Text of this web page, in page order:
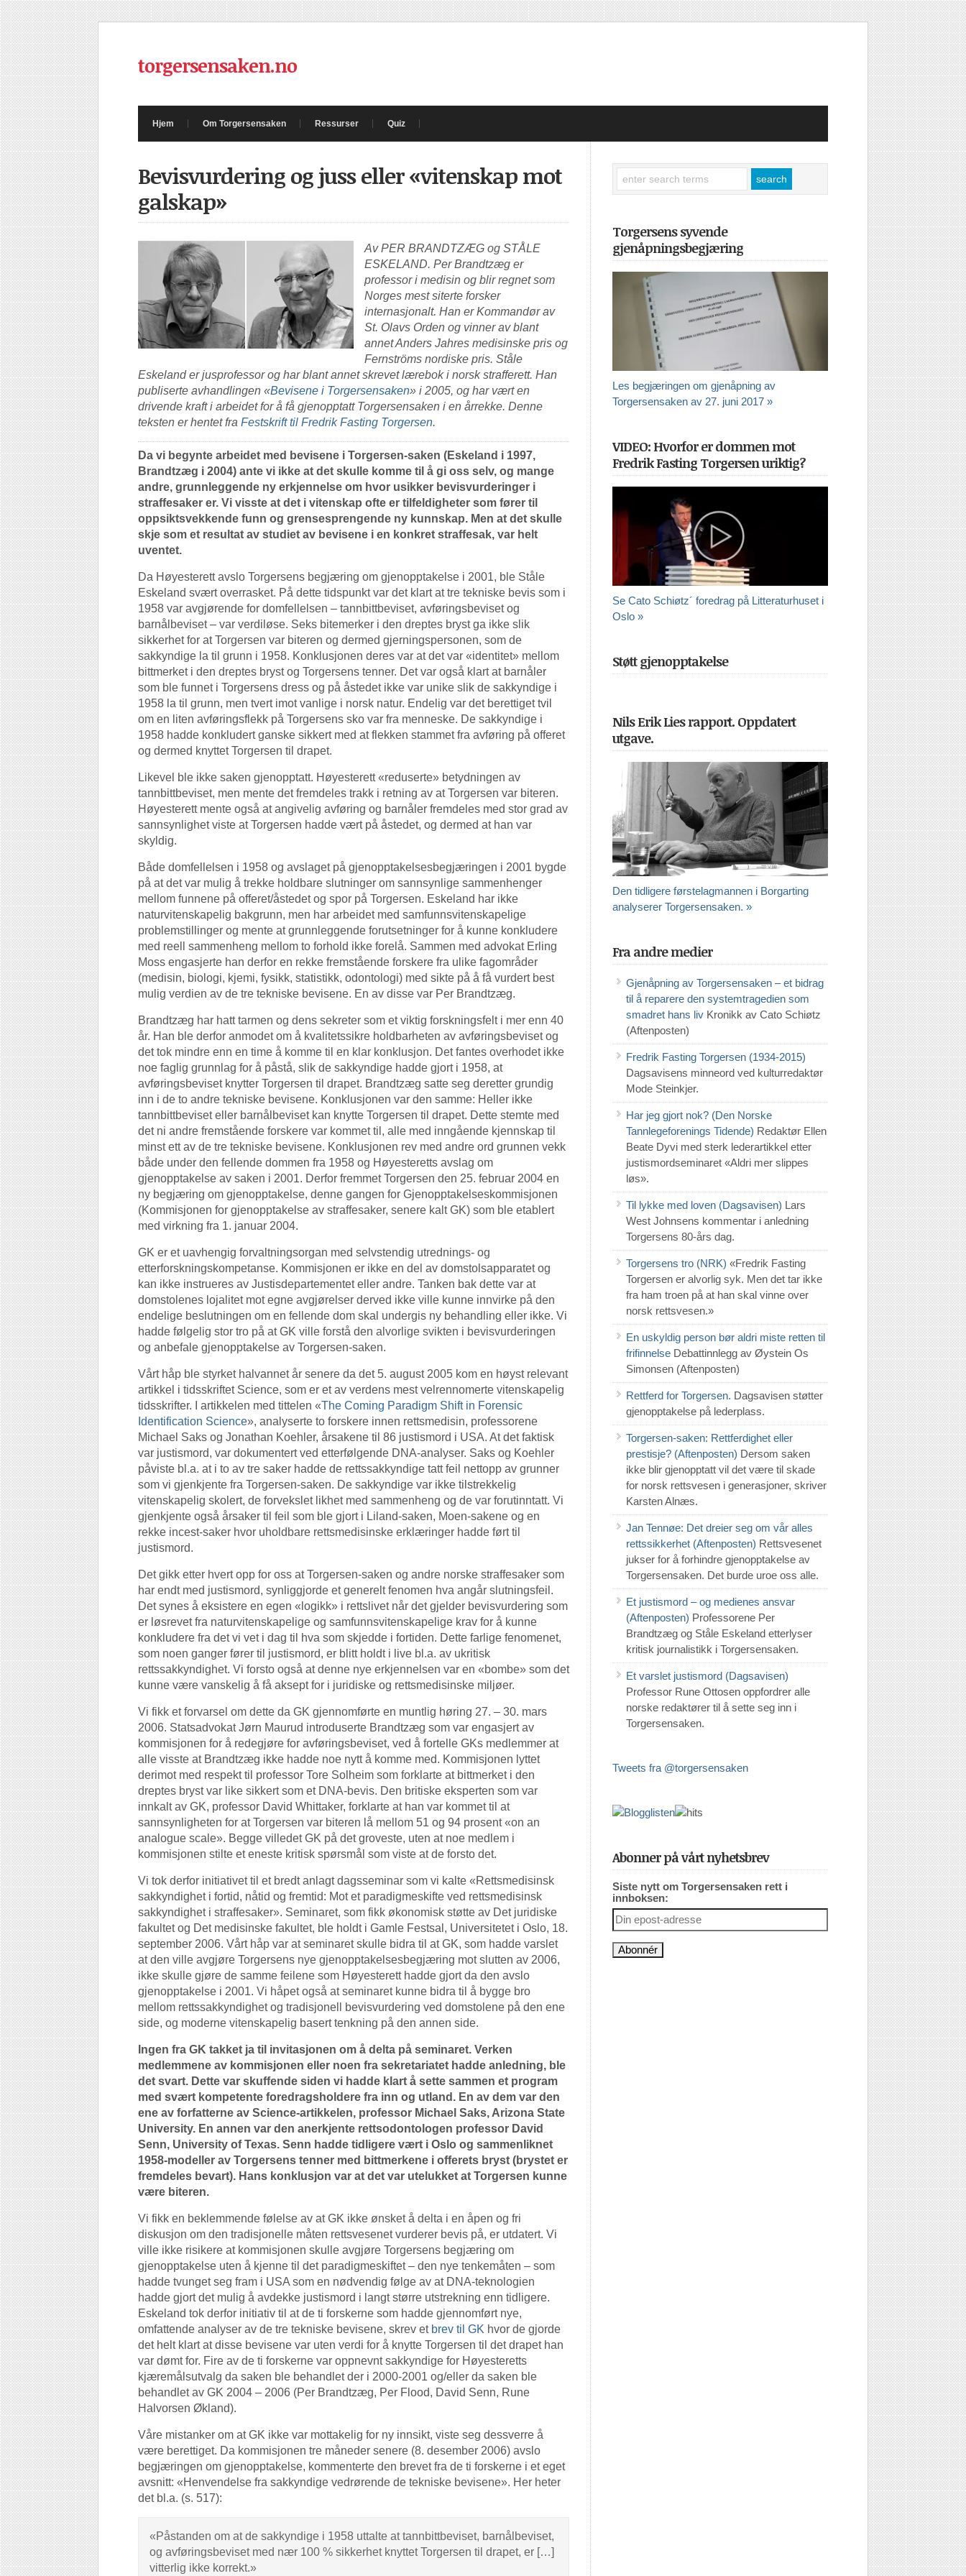
torgersensaken.no
Hjem Om Torgersensaken Ressurser Quiz
Bevisvurdering og juss eller «vitenskap mot
galskap»
Av PER BRANDTZÆG og STÅLE
ESKELAND. Per Brandtzæg er
professor i medisin og blir regnet som
Norges mest siterte forsker
internasjonalt. Han er Kommandør av
St. Olavs Orden og vinner av blant
annet Anders Jahres medisinske pris og
Fernströms nordiske pris. Ståle
Eskeland er jusprofessor og har blant annet skrevet lærebok i norsk strafferett. Han
publiserte avhandlingen «Bevisene i Torgersensaken» i 2005, og har vært en
drivende kraft i arbeidet for å få gjenopptatt Torgersensaken i en årrekke. Denne
teksten er hentet fra Festskrift til Fredrik Fasting Torgersen.
Da vi begynte arbeidet med bevisene i Torgersen-saken (Eskeland i 1997,
Brandtzæg i 2004) ante vi ikke at det skulle komme til å gi oss selv, og mange
andre, grunnleggende ny erkjennelse om hvor usikker bevisvurderinger i
straffesaker er. Vi visste at det i vitenskap ofte er tilfeldigheter som fører til
oppsiktsvekkende funn og grensesprengende ny kunnskap. Men at det skulle
skje som et resultat av studiet av bevisene i en konkret straffesak, var helt
uventet.
Da Høyesterett avslo Torgersens begjæring om gjenopptakelse i 2001, ble Ståle
Eskeland svært overrasket. På dette tidspunkt var det klart at tre tekniske bevis som i
1958 var avgjørende for domfellelsen – tannbittbeviset, avføringsbeviset og
barnålbeviset – var verdiløse. Seks bitemerker i den dreptes bryst ga ikke slik
sikkerhet for at Torgersen var biteren og dermed gjerningspersonen, som de
sakkyndige la til grunn i 1958. Konklusjonen deres var at det var «identitet» mellom
bittmerket i den dreptes bryst og Torgersens tenner. Det var også klart at barnåler
som ble funnet i Torgersens dress og på åstedet ikke var unike slik de sakkyndige i
1958 la til grunn, men tvert imot vanlige i norsk natur. Endelig var det berettiget tvil
om en liten avføringsflekk på Torgersens sko var fra menneske. De sakkyndige i
1958 hadde konkludert ganske sikkert med at flekken stammet fra avføring på offeret
og dermed knyttet Torgersen til drapet.
Likevel ble ikke saken gjenopptatt. Høyesterett «reduserte» betydningen av
tannbittbeviset, men mente det fremdeles trakk i retning av at Torgersen var biteren.
Høyesterett mente også at angivelig avføring og barnåler fremdeles med stor grad av
sannsynlighet viste at Torgersen hadde vært på åstedet, og dermed at han var
skyldig.
Både domfellelsen i 1958 og avslaget på gjenopptakelsesbegjæringen i 2001 bygde
på at det var mulig å trekke holdbare slutninger om sannsynlige sammenhenger
mellom funnene på offeret/åstedet og spor på Torgersen. Eskeland har ikke
naturvitenskapelig bakgrunn, men har arbeidet med samfunnsvitenskapelige
problemstillinger og mente at grunnleggende forutsetninger for å kunne konkludere
med reell sammenheng mellom to forhold ikke forelå. Sammen med advokat Erling
Moss engasjerte han derfor en rekke fremstående forskere fra ulike fagområder
(medisin, biologi, kjemi, fysikk, statistikk, odontologi) med sikte på å få vurdert best
mulig verdien av de tre tekniske bevisene. En av disse var Per Brandtzæg.
Brandtzæg har hatt tarmen og dens sekreter som et viktig forskningsfelt i mer enn 40
år. Han ble derfor anmodet om å kvalitetssikre holdbarheten av avføringsbeviset og
det tok mindre enn en time å komme til en klar konklusjon. Det fantes overhodet ikke
noe faglig grunnlag for å påstå, slik de sakkyndige hadde gjort i 1958, at
avføringsbeviset knytter Torgersen til drapet. Brandtzæg satte seg deretter grundig
inn i de to andre tekniske bevisene. Konklusjonen var den samme: Heller ikke
tannbittbeviset eller barnålbeviset kan knytte Torgersen til drapet. Dette stemte med
det ni andre fremstående forskere var kommet til, alle med inngående kjennskap til
minst ett av de tre tekniske bevisene. Konklusjonen rev med andre ord grunnen vekk
både under den fellende dommen fra 1958 og Høyesteretts avslag om
gjenopptakelse av saken i 2001. Derfor fremmet Torgersen den 25. februar 2004 en
ny begjæring om gjenopptakelse, denne gangen for Gjenopptakelseskommisjonen
(Kommisjonen for gjenopptakelse av straffesaker, senere kalt GK) som ble etablert
med virkning fra 1. januar 2004.
GK er et uavhengig forvaltningsorgan med selvstendig utrednings- og
etterforskningskompetanse. Kommisjonen er ikke en del av domstolsapparatet og
kan ikke instrueres av Justisdepartementet eller andre. Tanken bak dette var at
domstolenes lojalitet mot egne avgjørelser derved ikke ville kunne innvirke på den
endelige beslutningen om en fellende dom skal undergis ny behandling eller ikke. Vi
hadde følgelig stor tro på at GK ville forstå den alvorlige svikten i bevisvurderingen
og anbefale gjenopptakelse av Torgersen-saken.
Vårt håp ble styrket halvannet år senere da det 5. august 2005 kom en høyst relevant
artikkel i tidsskriftet Science, som er et av verdens mest velrennomerte vitenskapelig
tidsskrifter. I artikkelen med tittelen «The Coming Paradigm Shift in Forensic
Identification Science», analyserte to forskere innen rettsmedisin, professorene
Michael Saks og Jonathan Koehler, årsakene til 86 justismord i USA. At det faktisk
var justismord, var dokumentert ved etterfølgende DNA-analyser. Saks og Koehler
påviste bl.a. at i to av tre saker hadde de rettssakkyndige tatt feil nettopp av grunner
som vi gjenkjente fra Torgersen-saken. De sakkyndige var ikke tilstrekkelig
vitenskapelig skolert, de forvekslet likhet med sammenheng og de var forutinntatt. Vi
gjenkjente også årsaker til feil som ble gjort i Liland-saken, Moen-sakene og en
rekke incest-saker hvor uholdbare rettsmedisinske erklæringer hadde ført til
justismord.
Det gikk etter hvert opp for oss at Torgersen-saken og andre norske straffesaker som
har endt med justismord, synliggjorde et generelt fenomen hva angår slutningsfeil.
Det synes å eksistere en egen «logikk» i rettslivet når det gjelder bevisvurdering som
er løsrevet fra naturvitenskapelige og samfunnsvitenskapelige krav for å kunne
konkludere fra det vi vet i dag til hva som skjedde i fortiden. Dette farlige fenomenet,
som noen ganger fører til justismord, er blitt holdt i live bl.a. av ukritisk
rettssakkyndighet. Vi forsto også at denne nye erkjennelsen var en «bombe» som det
kunne være vanskelig å få aksept for i juridiske og rettsmedisinske miljøer.
Vi fikk et forvarsel om dette da GK gjennomførte en muntlig høring 27. – 30. mars
2006. Statsadvokat Jørn Maurud introduserte Brandtzæg som var engasjert av
kommisjonen for å redegjøre for avføringsbeviset, ved å fortelle GKs medlemmer at
alle visste at Brandtzæg ikke hadde noe nytt å komme med. Kommisjonen lyttet
derimot med respekt til professor Tore Solheim som forklarte at bittmerket i den
dreptes bryst var like sikkert som et DNA-bevis. Den britiske eksperten som var
innkalt av GK, professor David Whittaker, forklarte at han var kommet til at
sannsynligheten for at Torgersen var biteren lå mellom 51 og 94 prosent «on an
analogue scale». Begge villedet GK på det groveste, uten at noe medlem i
kommisjonen stilte et eneste kritisk spørsmål som viste at de forsto det.
Vi tok derfor initiativet til et bredt anlagt dagsseminar som vi kalte «Rettsmedisinsk
sakkyndighet i fortid, nåtid og fremtid: Mot et paradigmeskifte ved rettsmedisinsk
sakkyndighet i straffesaker». Seminaret, som fikk økonomisk støtte av Det juridiske
fakultet og Det medisinske fakultet, ble holdt i Gamle Festsal, Universitetet i Oslo, 18.
september 2006. Vårt håp var at seminaret skulle bidra til at GK, som hadde varslet
at den ville avgjøre Torgersens nye gjenopptakelsesbegjæring mot slutten av 2006,
ikke skulle gjøre de samme feilene som Høyesterett hadde gjort da den avslo
gjenopptakelse i 2001. Vi håpet også at seminaret kunne bidra til å bygge bro
mellom rettssakkyndighet og tradisjonell bevisvurdering ved domstolene på den ene
side, og moderne vitenskapelig basert tenkning på den annen side.
Ingen fra GK takket ja til invitasjonen om å delta på seminaret. Verken
medlemmene av kommisjonen eller noen fra sekretariatet hadde anledning, ble
det svart. Dette var skuffende siden vi hadde klart å sette sammen et program
med svært kompetente foredragsholdere fra inn og utland. En av dem var den
ene av forfatterne av Science-artikkelen, professor Michael Saks, Arizona State
University. En annen var den anerkjente rettsodontologen professor David
Senn, University of Texas. Senn hadde tidligere vært i Oslo og sammenliknet
1958-modeller av Torgersens tenner med bittmerkene i offerets bryst (brystet er
fremdeles bevart). Hans konklusjon var at det var utelukket at Torgersen kunne
være biteren.
Vi fikk en beklemmende følelse av at GK ikke ønsket å delta i en åpen og fri
diskusjon om den tradisjonelle måten rettsvesenet vurderer bevis på, er utdatert. Vi
ville ikke risikere at kommisjonen skulle avgjøre Torgersens begjæring om
gjenopptakelse uten å kjenne til det paradigmeskiftet – den nye tenkemåten – som
hadde tvunget seg fram i USA som en nødvendig følge av at DNA-teknologien
hadde gjort det mulig å avdekke justismord i langt større utstrekning enn tidligere.
Eskeland tok derfor initiativ til at de ti forskerne som hadde gjennomført nye,
omfattende analyser av de tre tekniske bevisene, skrev et brev til GK hvor de gjorde
det helt klart at disse bevisene var uten verdi for å knytte Torgersen til det drapet han
var dømt for. Fire av de ti forskerne var oppnevnt sakkyndige for Høyesteretts
kjæremålsutvalg da saken ble behandlet der i 2000-2001 og/eller da saken ble
behandlet av GK 2004 – 2006 (Per Brandtzæg, Per Flood, David Senn, Rune
Halvorsen Økland).
Våre mistanker om at GK ikke var mottakelig for ny innsikt, viste seg dessverre å
være berettiget. Da kommisjonen tre måneder senere (8. desember 2006) avslo
begjæringen om gjenopptakelse, kommenterte den brevet fra de ti forskerne i et eget
avsnitt: «Henvendelse fra sakkyndige vedrørende de tekniske bevisene». Her heter
det bl.a. (s. 517):
«Påstanden om at de sakkyndige i 1958 uttalte at tannbittbeviset, barnålbeviset,
og avføringsbeviset med nær 100 % sikkerhet knyttet Torgersen til drapet, er […]
vitterlig ikke korrekt.»
Torgersens syvende
gjenåpningsbegjæring
Les begjæringen om gjenåpning av
Torgersensaken av 27. juni 2017 »
VIDEO: Hvorfor er dommen mot
Fredrik Fasting Torgersen uriktig?
Se Cato Schiøtz´ foredrag på Litteraturhuset i
Oslo »
Støtt gjenopptakelse
Nils Erik Lies rapport. Oppdatert
utgave.
Den tidligere førstelagmannen i Borgarting
analyserer Torgersensaken. »
Fra andre medier
Gjenåpning av Torgersensaken – et bidrag
til å reparere den systemtragedien som
smadret hans liv Kronikk av Cato Schiøtz
(Aftenposten)
Fredrik Fasting Torgersen (1934-2015)
Dagsavisens minneord ved kulturredaktør
Mode Steinkjer.
Har jeg gjort nok? (Den Norske
Tannlegeforenings Tidende) Redaktør Ellen
Beate Dyvi med sterk lederartikkel etter
justismordseminaret «Aldri mer slippes
løs».
Til lykke med loven (Dagsavisen) Lars
West Johnsens kommentar i anledning
Torgersens 80-års dag.
Torgersens tro (NRK) «Fredrik Fasting
Torgersen er alvorlig syk. Men det tar ikke
fra ham troen på at han skal vinne over
norsk rettsvesen.»
En uskyldig person bør aldri miste retten til
frifinnelse Debattinnlegg av Øystein Os
Simonsen (Aftenposten)
Rettferd for Torgersen. Dagsavisen støtter
gjenopptakelse på lederplass.
Torgersen-saken: Rettferdighet eller
prestisje? (Aftenposten) Dersom saken
ikke blir gjenopptatt vil det være til skade
for norsk rettsvesen i generasjoner, skriver
Karsten Alnæs.
Jan Tennøe: Det dreier seg om vår alles
rettssikkerhet (Aftenposten) Rettsvesenet
jukser for å forhindre gjenopptakelse av
Torgersensaken. Det burde uroe oss alle.
Et justismord – og medienes ansvar
(Aftenposten) Professorene Per
Brandtzæg og Ståle Eskeland etterlyser
kritisk journalistikk i Torgersensaken.
Et varslet justismord (Dagsavisen)
Professor Rune Ottosen oppfordrer alle
norske redaktører til å sette seg inn i
Torgersensaken.
Tweets fra @torgersensaken
Abonner på vårt nyhetsbrev
Siste nytt om Torgersensaken rett i
innboksen: